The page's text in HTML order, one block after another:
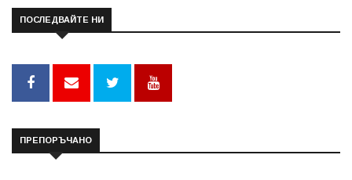
ПОСЛЕДВАЙТЕ НИ
ПРЕПОРЪЧАНО